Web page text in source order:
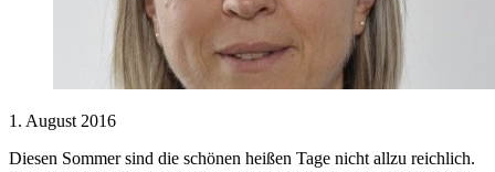
1. August 2016
Diesen Sommer sind die schönen heißen Tage nicht allzu reichlich.